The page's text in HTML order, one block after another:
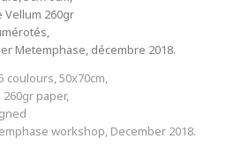
Vellum 260gr
Metemphase, décembre 2018.
coulours, 50x70cm,
paper,
workshop, December 2018.